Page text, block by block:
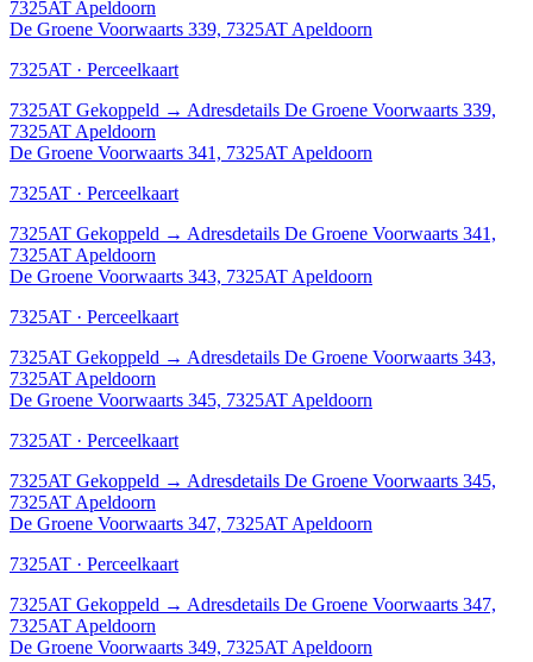
7325AT Apeldoorn
De Groene Voorwaarts 339, 7325AT Apeldoorn
7325AT · Perceelkaart
7325AT Gekoppeld → Adresdetails De Groene Voorwaarts 339,
7325AT Apeldoorn
De Groene Voorwaarts 341, 7325AT Apeldoorn
7325AT · Perceelkaart
7325AT Gekoppeld → Adresdetails De Groene Voorwaarts 341,
7325AT Apeldoorn
De Groene Voorwaarts 343, 7325AT Apeldoorn
7325AT · Perceelkaart
7325AT Gekoppeld → Adresdetails De Groene Voorwaarts 343,
7325AT Apeldoorn
De Groene Voorwaarts 345, 7325AT Apeldoorn
7325AT · Perceelkaart
7325AT Gekoppeld → Adresdetails De Groene Voorwaarts 345,
7325AT Apeldoorn
De Groene Voorwaarts 347, 7325AT Apeldoorn
7325AT · Perceelkaart
7325AT Gekoppeld → Adresdetails De Groene Voorwaarts 347,
7325AT Apeldoorn
De Groene Voorwaarts 349, 7325AT Apeldoorn